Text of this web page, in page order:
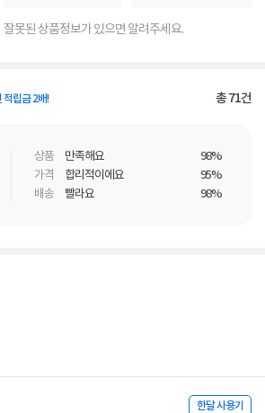
잘못된 상품정보가 있으면 알려주세요.
적립금 2배! 총71건
상품 만족해요
98%
가격
합리적이에요
95%
배송
빨라요 98%
한달 사용기